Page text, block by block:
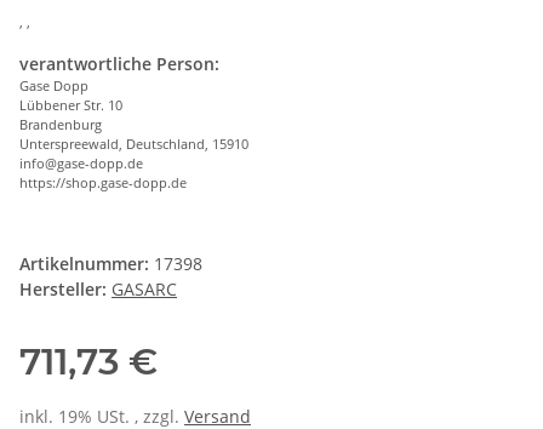
verantwortliche Person:
Gase Dopp
Lübbener Str. 10
Brandenburg
Unterspreewald, Deutschland, 15910
info@gase-dopp.de
https://shop.gase-dopp.de
Artikelnummer: 17398
Hersteller: GASARC
711,73 €
inkl. 19% USt. , zzgl. Versand